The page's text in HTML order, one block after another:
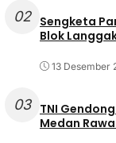
02
Sengketa
Blok
13 Desember
03
TNI
Medan